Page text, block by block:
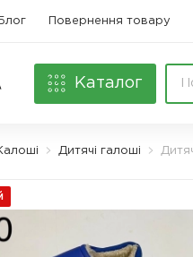
Блог Повернення товару
Каталог
Дитячі галоші